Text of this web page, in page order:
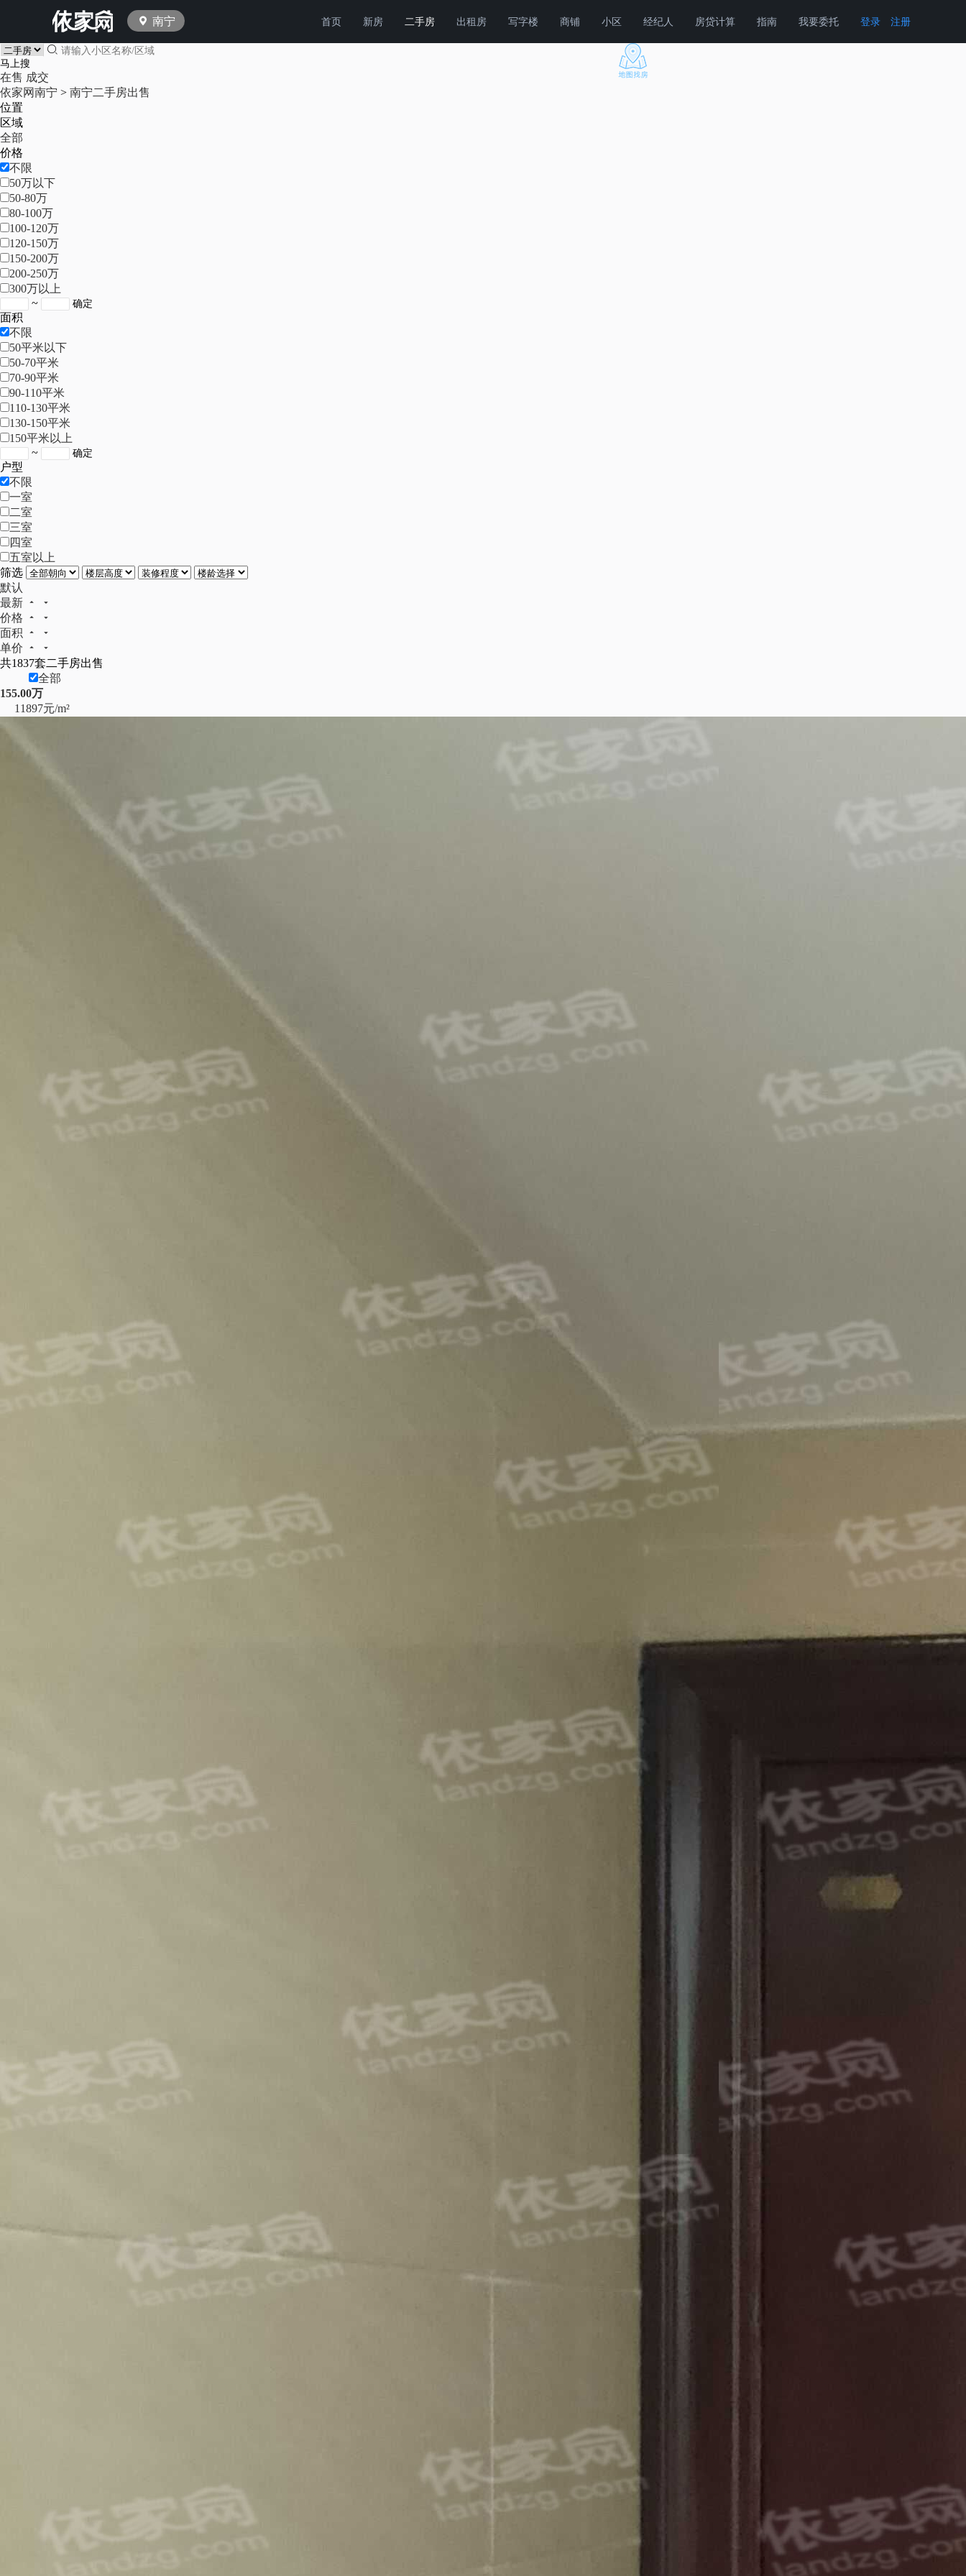
南宁 登录 注册
首页 新房 二手房 出租房 写字楼 商铺 小区 经纪人 房贷计算 指南 我要委托
在售 成交
依家网南宁 > 南宁二手房出售
位置
区域
全部
价格
不限
50万以下
50-80万
80-100万
100-120万
120-150万
150-200万
200-250万
300万以上
~
面积
不限
50平米以下
50-70平米
70-90平米
90-110平米
110-130平米
130-150平米
150平米以上
~
户型
不限
一室
二室
三室
四室
五室以上
筛选
默认
最新
价格
面积
单价
共1837套二手房出售
全部
155.00万
11897元/m²